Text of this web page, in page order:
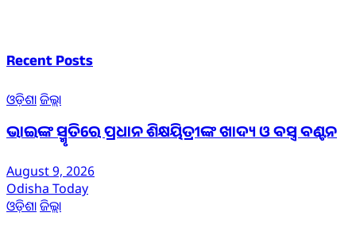
Recent Posts
ଓଡ଼ିଶାଜିଲ୍ଲା
ଭାଇଙ୍କ ସ୍ମୃତିରେ ପ୍ରଧାନ ଶିକ୍ଷୟିତ୍ରୀଙ୍କ ଖାଦ୍ୟ ଓ ବସ୍ତ୍ର ବଣ୍ଟନ
August 9, 2026
Odisha Today
ଓଡ଼ିଶାଜିଲ୍ଲା